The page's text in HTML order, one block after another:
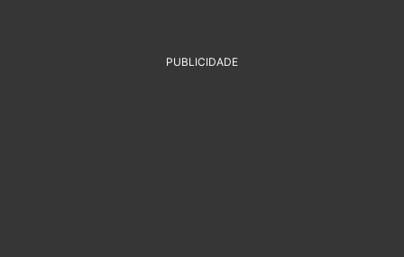
PUBLICIDADE